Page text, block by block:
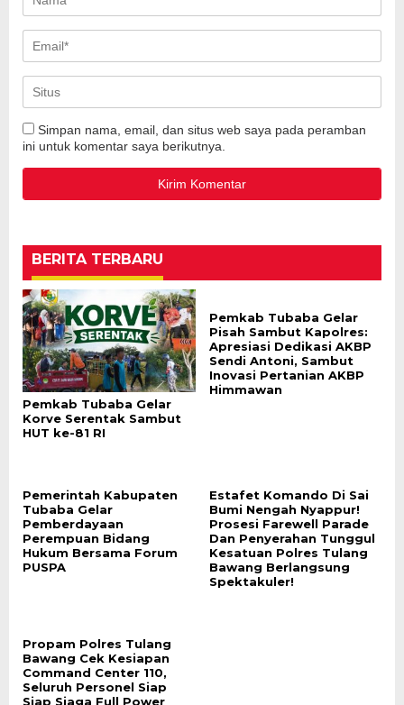
Simpan nama, email, dan situs web saya pada peramban
ini untuk komentar saya berikutnya.
BERITA TERBARU
Pemkab Tubaba Gelar
Korve Serentak Sambut
HUT ke-81 RI
Pemkab Tubaba Gelar
Pisah Sambut Kapolres:
Apresiasi Dedikasi AKBP
Sendi Antoni, Sambut
Inovasi Pertanian AKBP
Himmawan
Pemerintah Kabupaten
Tubaba Gelar
Pemberdayaan
Perempuan Bidang
Hukum Bersama Forum
PUSPA
Estafet Komando Di Sai
Bumi Nengah Nyappur!
Prosesi Farewell Parade
Dan Penyerahan Tunggul
Kesatuan Polres Tulang
Bawang Berlangsung
Spektakuler!
Propam Polres Tulang
Bawang Cek Kesiapan
Command Center 110,
Seluruh Personel Siap
Siap Siaga Full Power